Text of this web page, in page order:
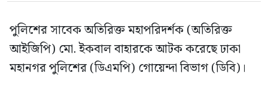
পুলিশের সাবেক অতিরিক্ত মহাপরিদর্শক (অতিরিক্ত
আইজিপি) মো. ইকবাল বাহারকে আটক করেছে ঢাকা
মহানগর পুলিশের (ডিএমপি) গোয়েন্দা বিভাগ (ডিবি)।